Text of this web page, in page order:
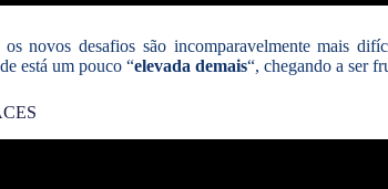
novos desafios são incomparavelmente mais
está um pouco “elevada demais“, chegando a ser